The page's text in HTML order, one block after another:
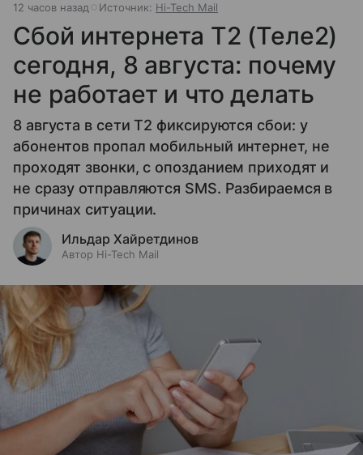
12 часов назад Источник: Hi-Tech Mail
Сбой интернета T2 (Теле2)
сегодня, 8 августа: почему
не работает и что делать
8 августа в сети T2 фиксируются сбои: у
абонентов пропал мобильный интернет, не
проходят звонки, с опозданием приходят и
не сразу отправляются SMS. Разбираемся в
причинах ситуации.
Ильдар Хайретдинов
Автор Hi-Tech Mail